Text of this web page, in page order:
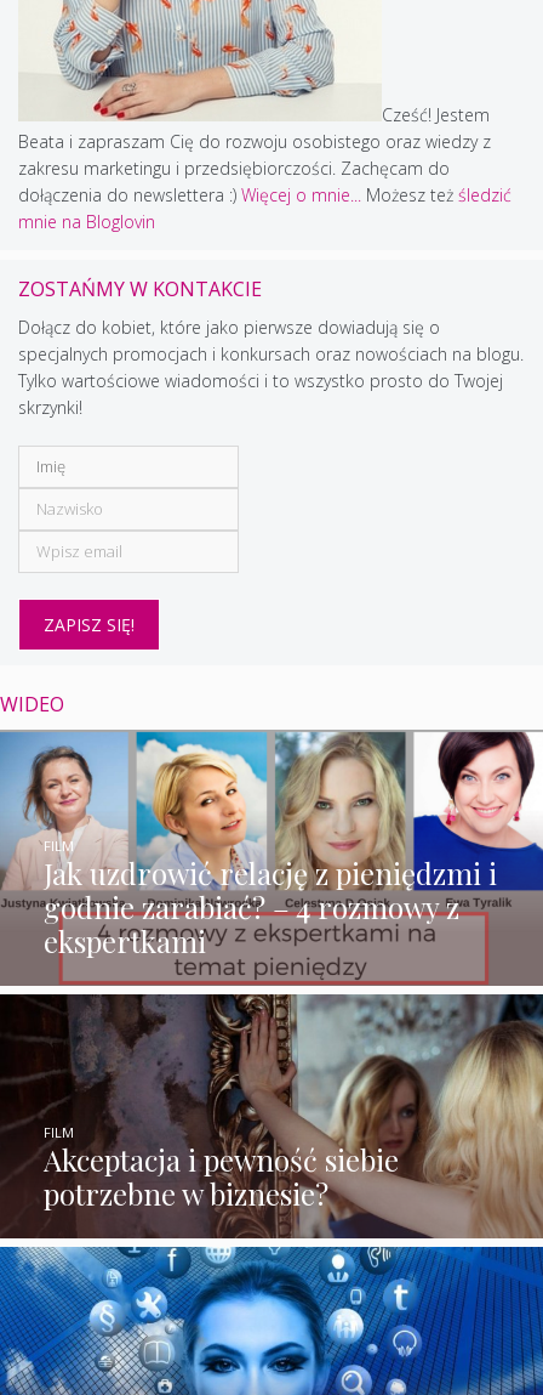
Cześć! Jestem
Beata i zapraszam Cię do rozwoju osobistego oraz wiedzy z
zakresu marketingu i przedsiębiorczości. Zachęcam do
dołączenia do newslettera :) Więcej o mnie... Możesz też śledzić
mnie na Bloglovin
ZOSTAŃMY W KONTAKCIE
Dołącz do kobiet, które jako pierwsze dowiadują się o
specjalnych promocjach i konkursach oraz nowościach na blogu.
Tylko wartościowe wiadomości i to wszystko prosto do Twojej
skrzynki!
WIDEO
Jak uzdrowić relację z pieniędzmi i
godnie zarabiać? – 4 rozmowy z
ekspertkami
FILM
Akceptacja i pewność siebie
potrzebne w biznesie?
FILM